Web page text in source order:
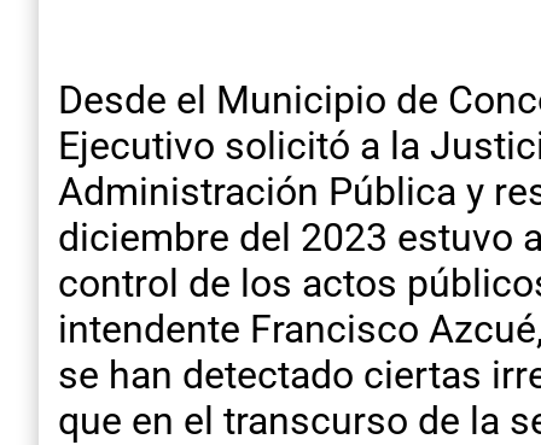
Desde el Municipio de
Ejecutivo solicitó a la
Administración Pública y
diciembre del 2023 estuvo
control de los actos
intendente Francisco
se han detectado ciertas
que en el transcurso de la